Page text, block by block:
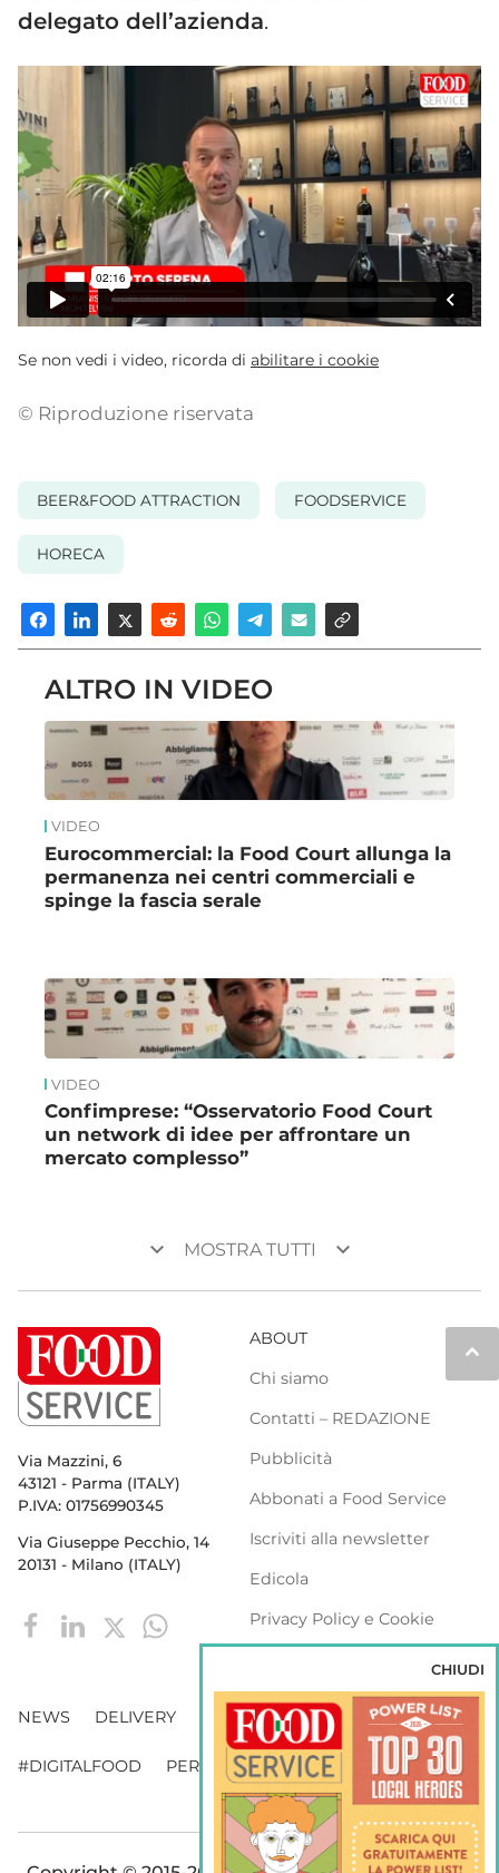
delegato dell’azienda.
Se non vedi i video, ricorda di abilitare i cookie
© Riproduzione riservata
BEER&FOOD ATTRACTION FOODSERVICE
HORECA
ALTRO IN VIDEO
VIDEO
Eurocommercial: la Food Court allunga la
permanenza nei centri commerciali e
spinge la fascia serale
VIDEO
Confimprese: “Osservatorio Food Court
un network di idee per affrontare un
mercato complesso”
keyboard_arrow_down MOSTRA TUTTI keyboard_arrow_down
keyboard_arrow_up
Via Mazzini, 6
43121 - Parma (ITALY)
P.IVA: 01756990345
Via Giuseppe Pecchio, 14
20131 - Milano (ITALY)
ABOUT
Chi siamo
Contatti – REDAZIONE
Pubblicità
Abbonati a Food Service
Iscriviti alla newsletter
Edicola
Privacy Policy e Cookie
NEWS DELIVERY DISTRIBUZIONE
#DIGITALFOOD PERSONE WEBINAR VENDING
CHIUDI